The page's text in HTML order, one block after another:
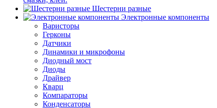
Шестерни разные
Электронные компоненты
Варисторы
Герконы
Датчики
Динамики и микрофоны
Диодный мост
Диоды
Драйвер
Кварц
Компараторы
Конденсаторы